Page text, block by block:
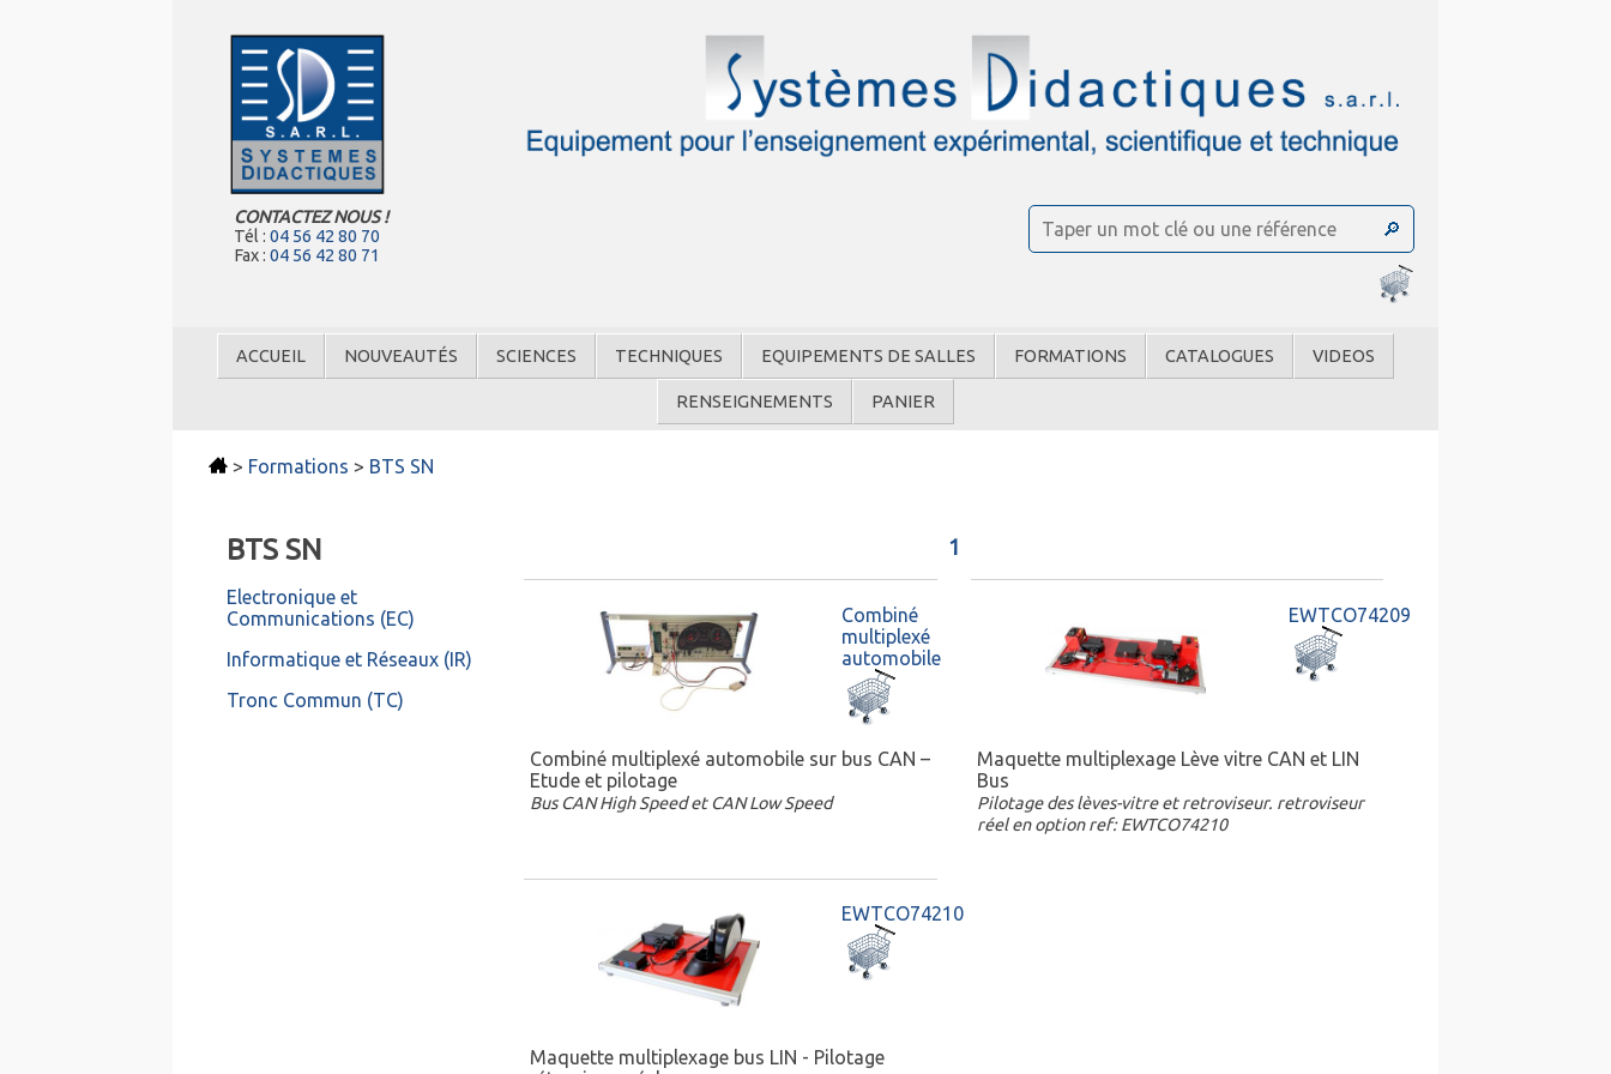
CONTACTEZ NOUS !
Tél : 04 56 42 80 70
Fax : 04 56 42 80 71
ACCUEIL NOUVEAUTÉS SCIENCES TECHNIQUES EQUIPEMENTS DE SALLES FORMATIONS CATALOGUES VIDEOS
RENSEIGNEMENTS PANIER
> Formations > BTS SN
BTS SN
Electronique et
Communications (EC)
Informatique et Réseaux (IR)
Tronc Commun (TC)
1
Combiné
multiplexé
automobile
Combiné multiplexé automobile sur bus CAN –
Etude et pilotage
Bus CAN High Speed et CAN Low Speed
EWTCO74209
Maquette multiplexage Lève vitre CAN et LIN
Bus
Pilotage des lèves-vitre et retroviseur. retroviseur
réel en option ref: EWTCO74210
EWTCO74210
Maquette multiplexage bus LIN - Pilotage